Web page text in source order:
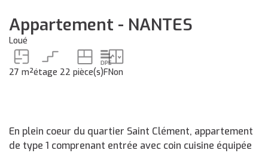
Appartement - NANTES
Loué
27 m²étage 22 pièce(s)FNon
En plein coeur du quartier Saint Clément, appartement
de type 1 comprenant entrée avec coin cuisine équipée